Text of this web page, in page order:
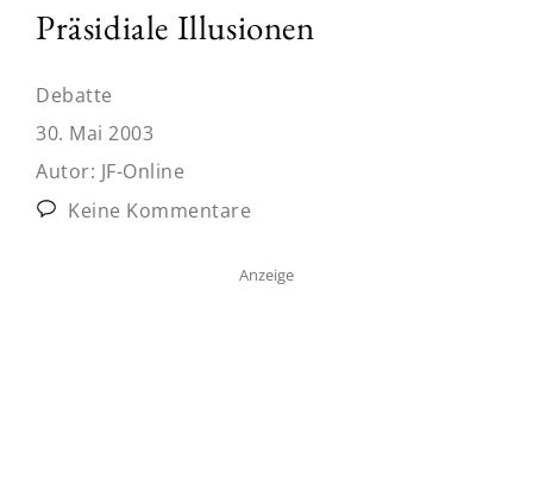
Präsidiale Illusionen
Debatte
30. Mai 2003
Autor: JF-Online
Keine Kommentare
Anzeige